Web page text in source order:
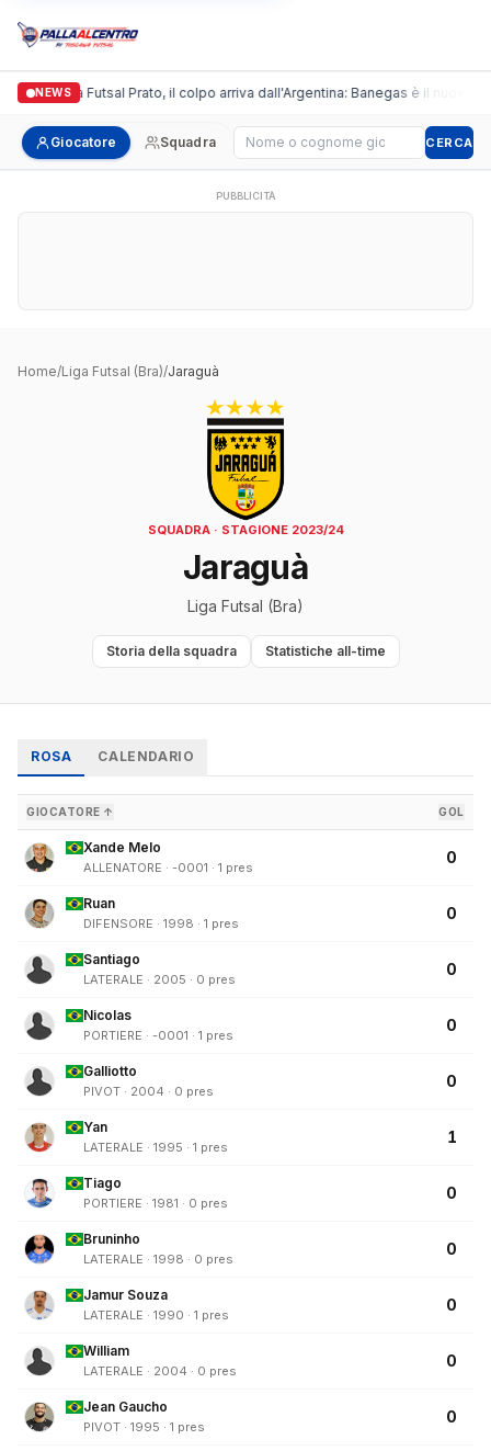
NEWS
Italgronda Futsal Prato, il colpo arriva dall'Argentina: Banegas è il nuovo
Giocatore Squadra Cerca giocatore CERCA
PUBBLICITÀ
Home/Liga Futsal (Bra)/Jaraguà
SQUADRA · STAGIONE 2023/24
Jaraguà
Liga Futsal (Bra)
Storia della squadra Statistiche all-time
ROSA CALENDARIO
GIOCATORE ↑ GOL
Xande Melo
ALLENATORE · -0001 · 1 pres
0
Ruan
DIFENSORE · 1998 · 1 pres
0
Santiago
LATERALE · 2005 · 0 pres
0
Nicolas
PORTIERE · -0001 · 1 pres
0
Galliotto
PIVOT · 2004 · 0 pres
0
Yan
LATERALE · 1995 · 1 pres
1
Tiago
PORTIERE · 1981 · 0 pres
0
Bruninho
LATERALE · 1998 · 0 pres
0
Jamur Souza
LATERALE · 1990 · 1 pres
0
William
LATERALE · 2004 · 0 pres
0
Jean Gaucho
PIVOT · 1995 · 1 pres
0